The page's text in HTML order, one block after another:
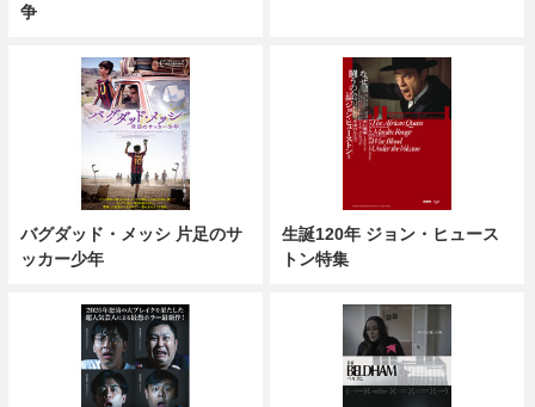
争
バグダッド・メッシ 片足のサ
ッカー少年
生誕120年 ジョン・ヒュース
トン特集